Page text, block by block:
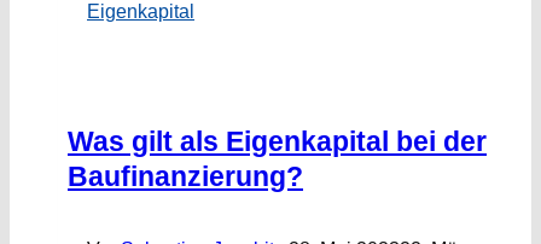
Eigenkapital
Was gilt als Eigenkapital bei der
Baufinanzierung?